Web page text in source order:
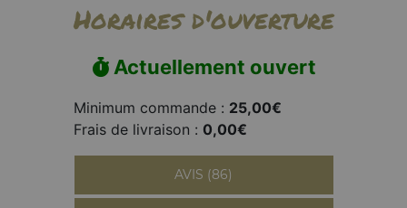
Horaires d'ouverture
Actuellement ouvert
Minimum commande : 25,00€
Frais de livraison : 0,00€
AVIS (86)